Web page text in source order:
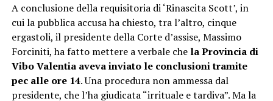
A conclusione della requisitoria di ‘Rinascita Scott’, in
cui la pubblica accusa ha chiesto, tra l’altro, cinque
ergastoli, il presidente della Corte d’assise, Massimo
Forciniti, ha fatto mettere a verbale che la Provincia di
Vibo Valentia aveva inviato le conclusioni tramite
pec alle ore 14. Una procedura non ammessa dal
presidente, che l’ha giudicata “irrituale e tardiva”. Ma la